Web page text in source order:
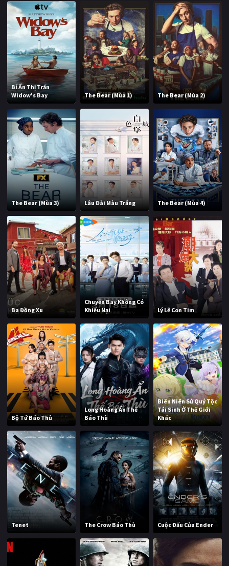
Bí Ẩn Thị Trấn
Widow's Bay
The Bear (Mùa 1) The Bear (Mùa 2)
The Bear (Mùa 3) Lâu Đài Màu Trắng The Bear (Mùa 4)
Ba Đồng Xu
Chuyến Bay Không Có
Khiếu Nại
Lý Lẽ Con Tim
Bộ Tứ Báo Thủ
Long Hoàng Ẩn Thế
Báo Thù
Biên Niên Sử Quý Tộc
Tái Sinh Ở Thế Giới
Khác
Tenet The Crow Báo Thù Cuộc Đấu Của Ender